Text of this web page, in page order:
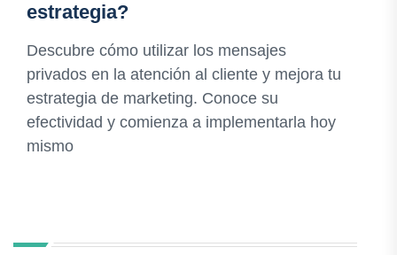
estrategia?
Descubre cómo utilizar los mensajes
privados en la atención al cliente y mejora tu
estrategia de marketing. Conoce su
efectividad y comienza a implementarla hoy
mismo